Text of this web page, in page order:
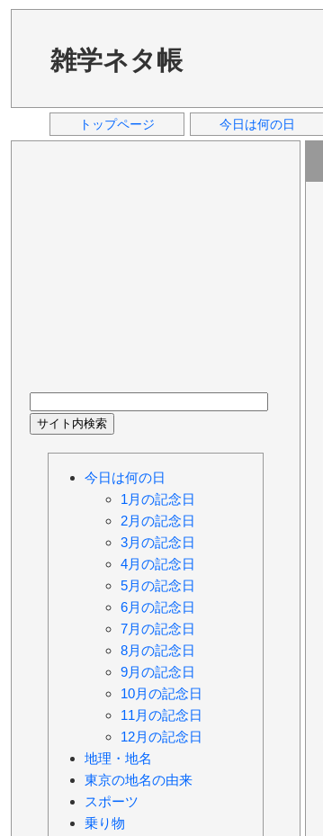
雑学ネタ帳
トップページ 今日は何の日
今日は何の日
1月の記念日
2月の記念日
3月の記念日
4月の記念日
5月の記念日
6月の記念日
7月の記念日
8月の記念日
9月の記念日
10月の記念日
11月の記念日
12月の記念日
地理・地名
東京の地名の由来
スポーツ
乗り物